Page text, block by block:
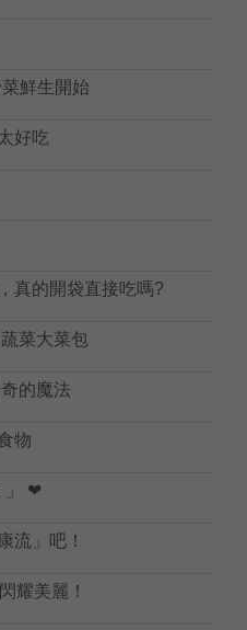
鮮生開始
好吃
真的開袋直接吃嗎?
菜大菜包
的魔法
物
」 ❤
流」吧！
耀美麗！